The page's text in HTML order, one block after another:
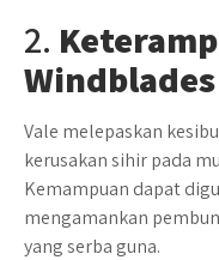
2.
Windblades
Vale melepaskan
kerusakan sihir pada
Kemampuan dapat
mengamankan
yang serba guna.